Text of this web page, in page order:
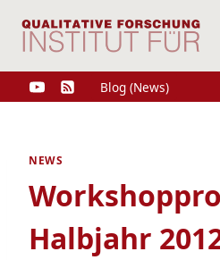
Inhalt
springen
Blog (News)
NEWS
Halbjahr